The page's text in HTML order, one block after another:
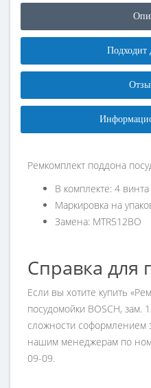
Подходит
Ремкомплект поддона
В комплекте: 4
Маркировка на
Замена: MTR512BO
Справка для
Если вы хотите купить
посудомойки BOSCH, зам.
сложности соформлением
нашим менеджерам по
09-09.